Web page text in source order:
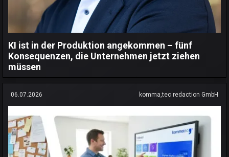
KI ist in der Produktion angekommen – fünf
Konsequenzen, die Unternehmen jetzt ziehen
müssen
06.07.2026 komma,tec redaction GmbH